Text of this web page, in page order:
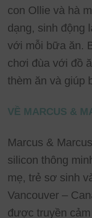
con Ollie và hà
dạng, sinh động
với mỗi bữa ăn.
chơi đùa với đồ
thèm ăn và giúp
VỀ MARCUS &
Marcus &
silicon thông
mẹ, trẻ sơ sinh
Vancouver –
được truyền